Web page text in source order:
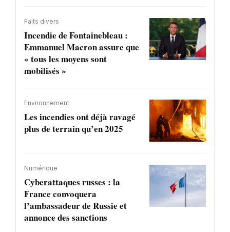
Faits divers
Incendie de Fontainebleau :
Emmanuel Macron assure que
« tous les moyens sont
mobilisés »
Environnement
Les incendies ont déjà ravagé
plus de terrain qu’en 2025
Numérique
Cyberattaques russes : la
France convoquera
l’ambassadeur de Russie et
annonce des sanctions